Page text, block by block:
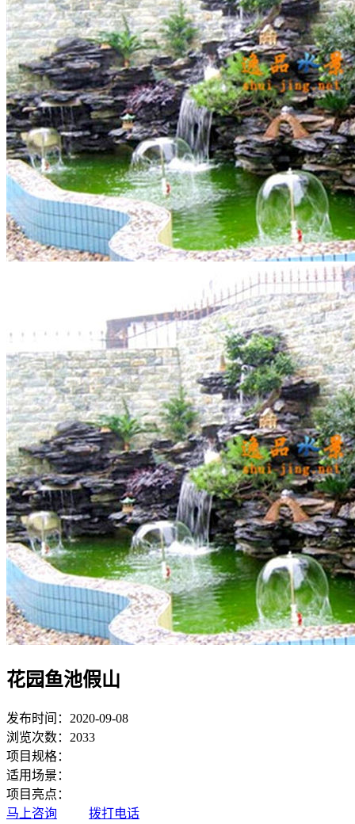
花园鱼池假山
发布时间：2020-09-08
浏览次数：2033
项目规格：
适用场景：
项目亮点：
马上咨询
拨打电话